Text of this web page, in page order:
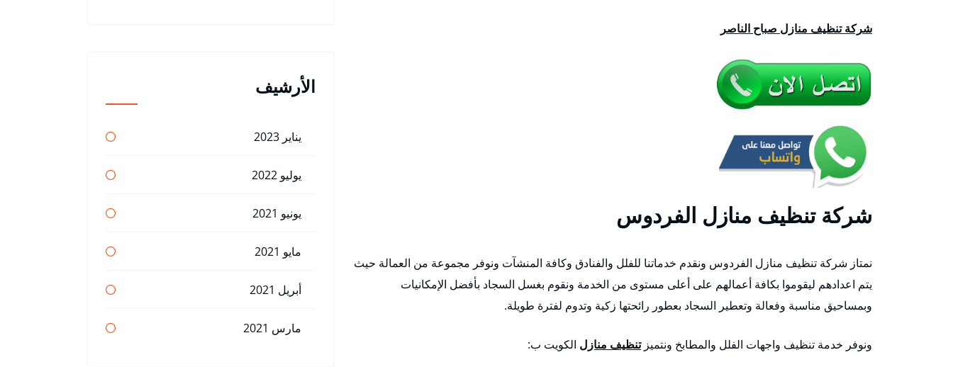
شركة تنظيف منازل صباح الناصر
شركة تنظيف منازل الفردوس
نمتاز شركة تنظيف منازل الفردوس ونقدم خدماتنا للفلل والفنادق وكافة المنشآت ونوفر مجموعة من العمالة حيث
يتم اعدادهم ليقوموا بكافة أعمالهم على أعلى مستوى من الخدمة ونقوم بغسل السجاد بأفضل الإمكانيات
وبمساحيق مناسبة وفعالة وتعطير السجاد بعطور رائحتها زكية وتدوم لفترة طويلة.
ونوفر خدمة تنظيف واجهات الفلل والمطابخ ونتميزتنظيف منازل الكويت ب:
الأرشيف
يناير 2023
يوليو 2022
يونيو 2021
مايو 2021
أبريل 2021
مارس 2021